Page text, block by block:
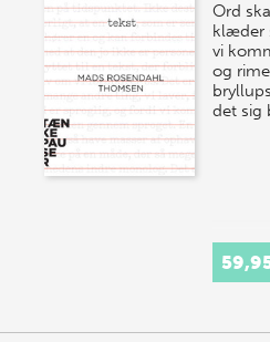
Tænkepauser som film
kan du streame 15
Tænkepauser. Filmene er skabt
Kragh-Jacobsen, Anders
Schjødt og spænder fra
og fiktion – med ét fælles mål:
levende og nærværende.
Ord
klæder
vi
og
det sig